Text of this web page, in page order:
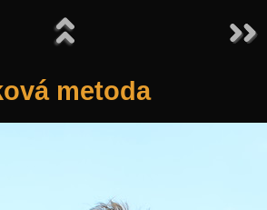
metoda